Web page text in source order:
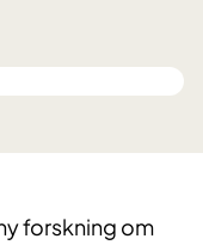
forskning om